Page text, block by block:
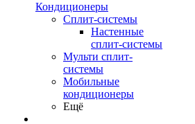
Кондиционеры
Сплит-системы
Настенные
сплит-системы
Мульти сплит-
системы
Мобильные
кондиционеры
Ещё